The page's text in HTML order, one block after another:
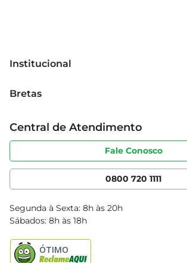
Institucional
Grupo Cencosud
Sobre privacidade
Portal do fornecedor
Cencosud Media
Bretas
Produtos Bretas
Código de ética
Serviços
Clube Bretas
Blog Bretas
Black Friday
Central de Atendimento
Fale Conosco
0800 720 1111
Segunda à Sexta: 8h às 20h
Sábados: 8h às 18h